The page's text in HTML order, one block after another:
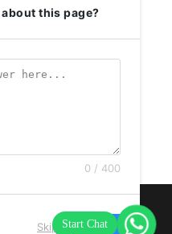
panier
this page?
0 / 400
Skip Next